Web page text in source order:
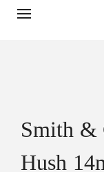
Smith &
Hush